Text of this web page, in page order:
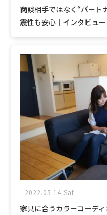
商談相手ではなく“パート
震性も安心｜インタビュー
2022.05.14.Sat
家具に合うカラーコーデ